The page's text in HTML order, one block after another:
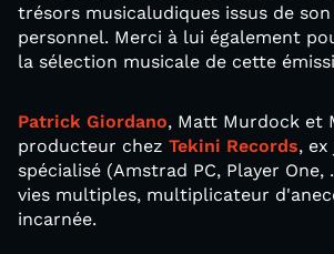
trésors musicaludiques issus de
personnel. Merci à lui également
la sélection musicale de cette
Patrick Giordano, Matt Murdock et
producteur chez Tekini Records,
spécialisé (Amstrad PC, Player One,
vies multiples, multiplicateur
incarnée.